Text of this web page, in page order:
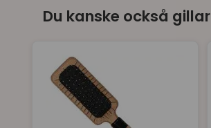
Du kanske också gillar